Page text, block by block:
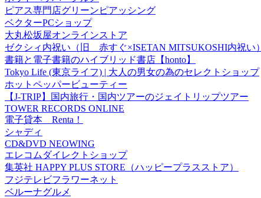
ピアス専門店グリーンピアッシング
ベクターPCショップ
大丸松坂屋オンラインストア
ゼクシィ内祝い（旧 赤すぐ×ISETAN MITSUKOSHI内祝い）
書籍と電子書籍のハイブリッド書店【honto】
Tokyo Life (東京ライフ) | 大人の男女の為のセレクトショップ
ホットペッパービューティー
【J-TRIP】国内旅行・国内ツアーのジェイトリップツアー
TOWER RECORDS ONLINE
電子貸本 Renta！
シャディ
CD&DVD NEOWING
エレコムダイレクトショップ
集英社 HAPPY PLUS STORE（ハッピープラスストア）
フジテレビフラワーネット
ベルーナグルメ